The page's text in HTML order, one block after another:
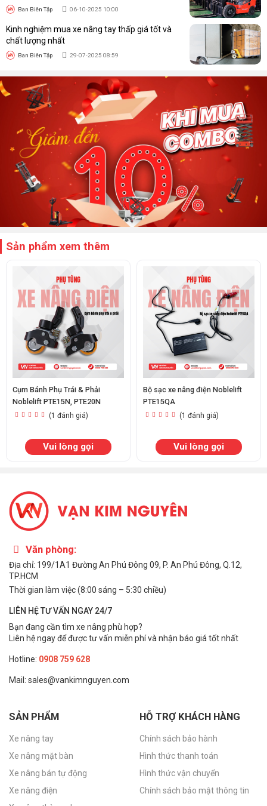
Ban Biên Tập 06-10-2025 10:00
Kinh nghiệm mua xe nâng tay thấp giá tốt và
chất lượng nhất
Ban Biên Tập 29-07-2025 08:59
Sản phẩm xem thêm
Cụm Bánh Phụ Trái & Phải
Noblelift PTE15N, PTE20N
(1 đánh giá)
Vui lòng gọi
Bộ sạc xe nâng điện Noblelift
PTE15QA
(1 đánh giá)
Vui lòng gọi
Văn phòng:
Địa chỉ: 199/1A1 Đường An Phú Đông 09, P. An Phú Đông, Q.12,
TP.HCM
Thời gian làm việc (8:00 sáng – 5:30 chiều)
LIÊN HỆ TƯ VẤN NGAY 24/7
Bạn đang cần tìm xe nâng phù hợp?
Liên hệ ngay để được tư vấn miễn phí và nhận báo giá tốt nhất
Hotline: 0908 759 628
Mail: sales@vankimnguyen.com
SẢN PHẨM
Xe nâng tay
Xe nâng mặt bàn
Xe nâng bán tự động
Xe nâng điện
HỖ TRỢ KHÁCH HÀNG
Chính sách bảo hành
Hình thức thanh toán
Hình thức vận chuyển
Chính sách bảo mật thông tin